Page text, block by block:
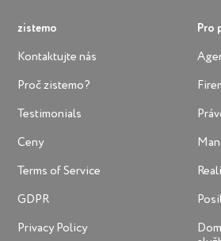
zistemo
Kontaktujte nás
Proč zistemo?
Testimonials
Ceny
Terms of Service
GDPR
Privacy Policy
Pro